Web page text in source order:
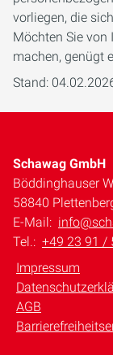
vorliegen, die
Möchten Sie von
machen, genügt
Stand:
Schawag GmbH
Böddinghauser
58840
E-Mail:
Tel.: +49 23 91 /
Impressum
AGB